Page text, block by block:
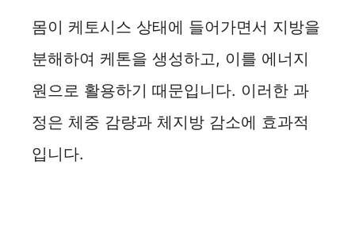
d
e
o
몸이 케토시스 상태에 들어가면서 지방을
분해하여 케톤을 생성하고, 이를 에너지
원으로 활용하기 때문입니다. 이러한 과
정은 체중 감량과 체지방 감소에 효과적
입니다.